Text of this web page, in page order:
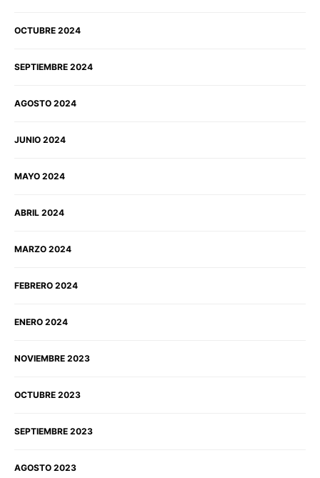
OCTUBRE 2024
SEPTIEMBRE 2024
AGOSTO 2024
JUNIO 2024
MAYO 2024
ABRIL 2024
MARZO 2024
FEBRERO 2024
ENERO 2024
NOVIEMBRE 2023
OCTUBRE 2023
SEPTIEMBRE 2023
AGOSTO 2023